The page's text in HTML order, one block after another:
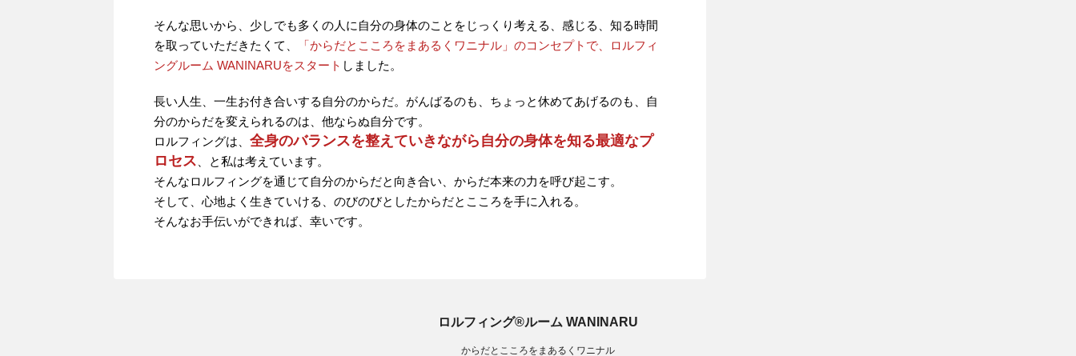
そんな思いから、少しでも多くの人に自分の身体のことをじっくり考える、感じる、知る時間
を取っていただきたくて、
「からだとこころをまあるくワニナル」のコンセプトで、ロルフィ
ングルーム WANINARUをスタート しました。
長い人生、一生お付き合いする自分のからだ。がんばるのも、ちょっと休めてあげるのも、自
分のからだを変えられるのは、他ならぬ自分です。
ロルフィングは、 全身のバランスを整えていきながら自分の身体を知る最適なプ
ロセス 、と私は考えています。
そんなロルフィングを通じて自分のからだと向き合い、からだ本来の力を呼び起こす。
そして、心地よく生きていける、のびのびとしたからだとこころを手に入れる。
そんなお手伝いができれば、幸いです。
ロルフィング®ルーム WANINARU
からだとこころをまあるくワニナル